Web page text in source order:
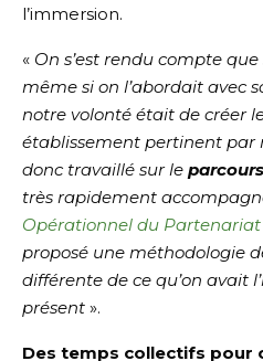
l’immersion.
« On s’est rendu compte
même si on l’abordait avec
notre volonté était de créer
établissement pertinent par
donc travaillé sur le
très rapidement
Opérationnel du Partenariat
proposé une méthodologie
différente de ce qu’on avait
présent ».
Des temps collectifs pour